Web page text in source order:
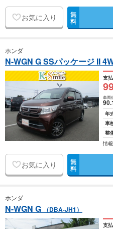
お気に入り 無
料
ホンダ
N-WGN G SSパッケージ II
支
車両
90
年
車
整
情
お気に入り 無
料
ホンダ
N-WGN G （DBA-JH1）
支